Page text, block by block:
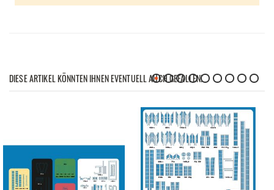
DIESE ARTIKEL KÖNNTEN IHNEN EVENTUELL AUCH GEFALLEN!